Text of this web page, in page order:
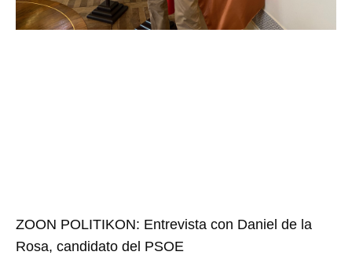
ZOON POLITIKON: Entrevista con Daniel de la
Rosa, candidato del PSOE